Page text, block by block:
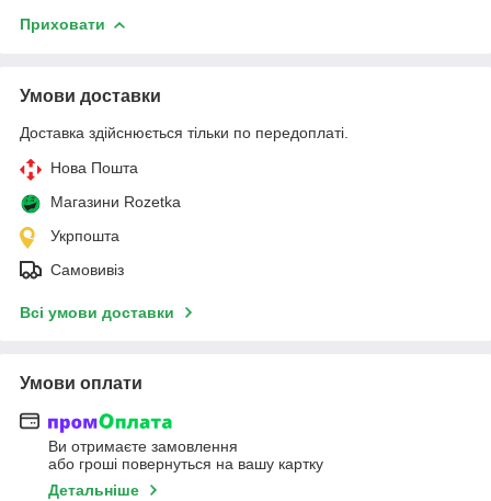
Приховати
Умови доставки
Доставка здійснюється тільки по передоплаті.
Нова Пошта
Магазини Rozetka
Укрпошта
Самовивіз
Всі умови доставки
Умови оплати
Ви отримаєте замовлення
або гроші повернуться на вашу картку
Детальніше